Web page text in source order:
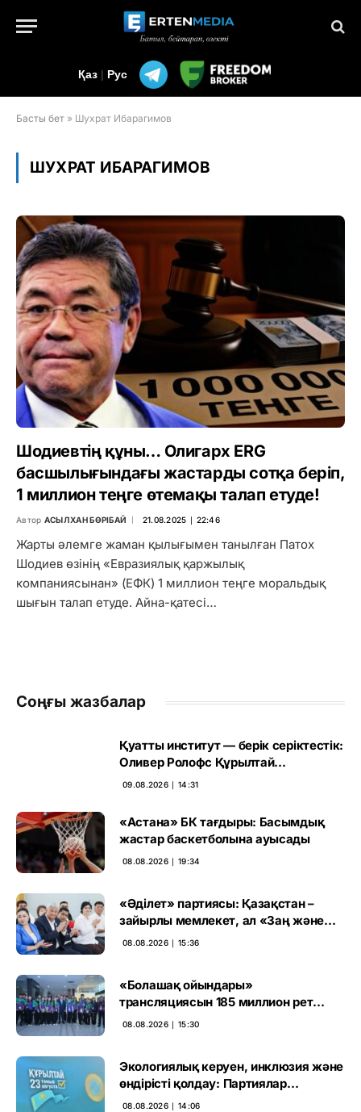
Қаз | Рус
Басты бет » Шухрат Ибарагимов
ШУХРАТ ИБАРАГИМОВ
Шодиевтің құны… Олигарх ERG
басшылығындағы жастарды сотқа беріп,
1 миллион теңге өтемақы талап етуде!
Автор АСЫЛХАН БӨРІБАЙ 21.08.2025 ∣ 22:46
Жарты әлемге жаман қылығымен танылған Патох
Шодиев өзінің «Евразиялық қаржылық
компаниясынан» (ЕФК) 1 миллион теңге моральдық
шығын талап етуде. Айна-қатесі…
Соңғы жазбалар
Қуатты институт — берік серіктестік:
Оливер Ролофс Құрылтай
сайлауының маңызын бағалады
09.08.2026 ∣ 14:31
«Астана» БК тағдыры: Басымдық
жастар баскетболына ауысады
08.08.2026 ∣ 19:34
«Әділет» партиясы: Қазақстан –
зайырлы мемлекет, ал «Заң және
тәртіп» қағидаты баршаға міндетті
08.08.2026 ∣ 15:36
«Болашақ ойындары»
трансляциясын 185 миллион рет
көрген
08.08.2026 ∣ 15:30
Экологиялық керуен, инклюзия және
өндірісті қолдау: Партиялар
өңірлерде қандай мәселе көтерді
08.08.2026 ∣ 14:06